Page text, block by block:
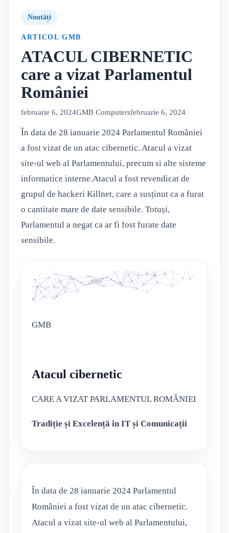
Noutăți
ARTICOL GMB
ATACUL CIBERNETIC
care a vizat Parlamentul
României
februarie 6, 2024GMB Computersfebruarie 6, 2024
În data de 28 ianuarie 2024 Parlamentul României
a fost vizat de un atac cibernetic. Atacul a vizat
site-ul web al Parlamentului, precum si alte sisteme
informatice interne.Atacul a fost revendicat de
grupul de hackeri Killnet, care a susținut ca a furat
o cantitate mare de date sensibile. Totuși,
Parlamentul a negat ca ar fi fost furate date
sensibile.
GMB
Atacul cibernetic
CARE A VIZAT PARLAMENTUL ROMÂNIEI
Tradiție și Excelență în IT și Comunicații
În data de 28 ianuarie 2024 Parlamentul
României a fost vizat de un atac cibernetic.
Atacul a vizat site-ul web al Parlamentului,